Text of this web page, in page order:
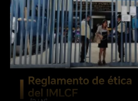
Facebook